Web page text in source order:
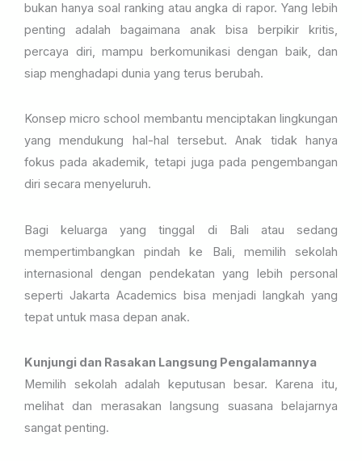
bukan hanya soal ranking atau angka di rapor. Yang lebih
penting adalah bagaimana anak bisa berpikir kritis,
percaya diri, mampu berkomunikasi dengan baik, dan
siap menghadapi dunia yang terus berubah.
Konsep micro school membantu menciptakan lingkungan
yang mendukung hal-hal tersebut. Anak tidak hanya
fokus pada akademik, tetapi juga pada pengembangan
diri secara menyeluruh.
Bagi keluarga yang tinggal di Bali atau sedang
mempertimbangkan pindah ke Bali, memilih sekolah
internasional dengan pendekatan yang lebih personal
seperti Jakarta Academics bisa menjadi langkah yang
tepat untuk masa depan anak.
Kunjungi dan Rasakan Langsung Pengalamannya
Memilih sekolah adalah keputusan besar. Karena itu,
melihat dan merasakan langsung suasana belajarnya
sangat penting.